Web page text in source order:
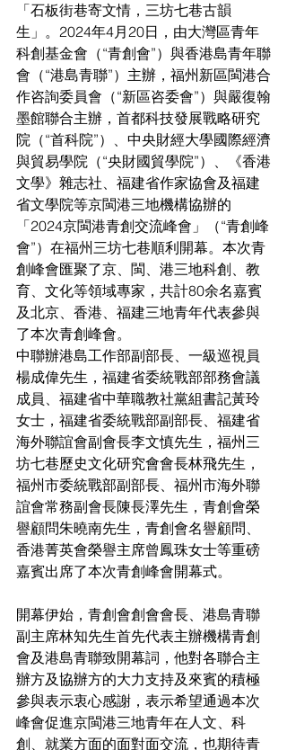
「石板街巷寄文情，三坊七巷古韻
生」。2024年4月20日，由大灣區青年
科創基金會（“青創會”）與香港島青年聯
會（“港島青聯”）主辦，福州新區閩港合
作咨詢委員會（“新區咨委會”）與嚴復翰
墨館聯合主辦，首都科技發展戰略研究
院（“首科院”）、中央財經大學國際經濟
與貿易學院（“央財國貿學院”）、《香港
文學》雜志社、福建省作家協會及福建
省文學院等京閩港三地機構協辦的
「2024京閩港青創交流峰會」（“青創峰
會”）在福州三坊七巷順利開幕。本次青
創峰會匯聚了京、閩、港三地科創、教
育、文化等領域專家，共計80余名嘉賓
及北京、香港、福建三地青年代表參與
了本次青創峰會。
中聯辦港島工作部副部長、一級巡視員
楊成偉先生，福建省委統戰部部務會議
成員、福建省中華職教社黨組書記黃玲
女士，福建省委統戰部副部長、福建省
海外聯誼會副會長李文慎先生，福州三
坊七巷歷史文化研究會會長林飛先生，
福州市委統戰部副部長、福州市海外聯
誼會常務副會長陳長澤先生，青創會榮
譽顧問朱曉南先生，青創會名譽顧問、
香港菁英會榮譽主席曾鳳珠女士等重磅
嘉賓出席了本次青創峰會開幕式。
開幕伊始，青創會創會會長、港島青聯
副主席林知先生首先代表主辦機構青創
會及港島青聯致開幕詞，他對各聯合主
辦方及協辦方的大力支持及來賓的積極
參與表示衷心感謝，表示希望通過本次
峰會促進京閩港三地青年在人文、科
創、就業方面的面對面交流，也期待青